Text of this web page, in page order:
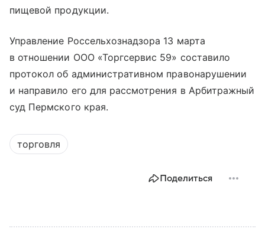
пищевой продукции.
Управление Россельхознадзора 13 марта
в отношении ООО «Торгсервис 59» составило
протокол об административном правонарушении
и направило его для рассмотрения в Арбитражный
суд Пермского края.
торговля
Поделиться